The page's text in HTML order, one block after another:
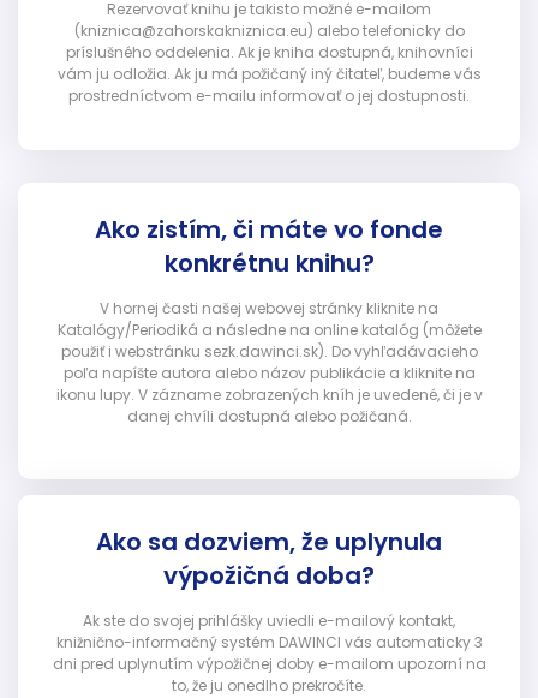
Rezervovať knihu je takisto možné e-mailom
(kniznica@zahorskakniznica.eu) alebo telefonicky do
príslušného oddelenia. Ak je kniha dostupná, knihovníci
vám ju odložia. Ak ju má požičaný iný čitateľ, budeme vás
prostredníctvom e-mailu informovať o jej dostupnosti.
Ako zistím, či máte vo fonde
konkrétnu knihu?
V hornej časti našej webovej stránky kliknite na
Katalógy/Periodiká a následne na online katalóg (môžete
použiť i webstránku sezk.dawinci.sk). Do vyhľadávacieho
poľa napíšte autora alebo názov publikácie a kliknite na
ikonu lupy. V zázname zobrazených kníh je uvedené, či je v
danej chvíli dostupná alebo požičaná.
Ako sa dozviem, že uplynula
výpožičná doba?
Ak ste do svojej prihlášky uviedli e-mailový kontakt,
knižnično-informačný systém DAWINCI vás automaticky 3
dni pred uplynutím výpožičnej doby e-mailom upozorní na
to, že ju onedlho prekročíte.